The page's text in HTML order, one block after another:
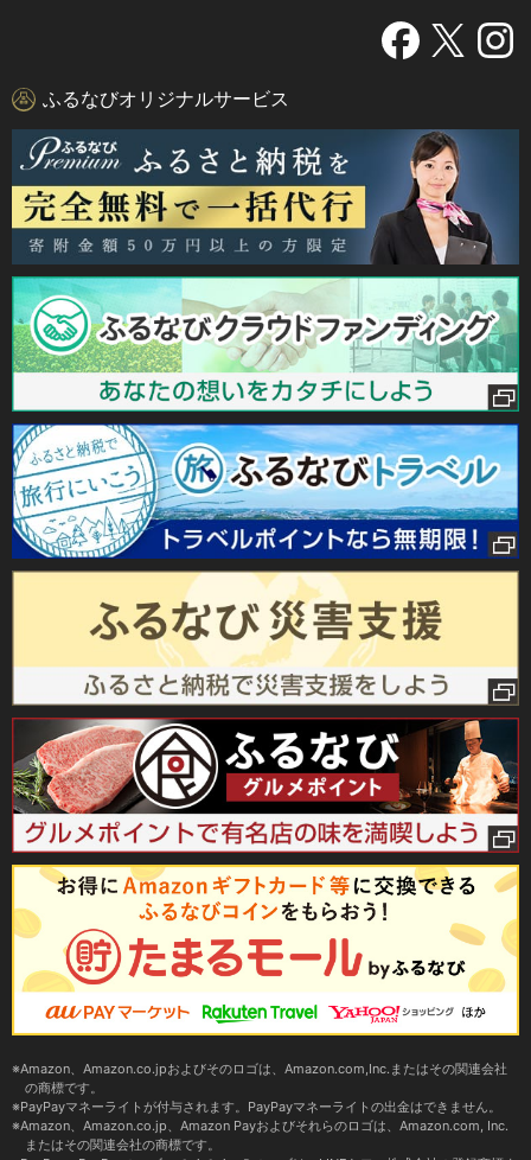
ふるなびオリジナルサービス
Amazon、Amazon.co.jpおよびそのロゴは、Amazon.com,Inc.またはその関連会社
の商標です。
PayPayマネーライトが付与されます。PayPayマネーライトの出金はできません。
Amazon、Amazon.co.jp、Amazon Payおよびそれらのロゴは、Amazon.com, Inc.
またはその関連会社の商標です。